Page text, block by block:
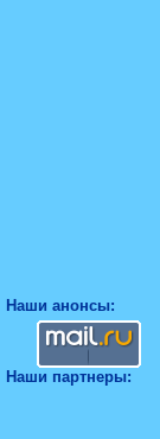
Наши анонсы:
Наши партнеры: